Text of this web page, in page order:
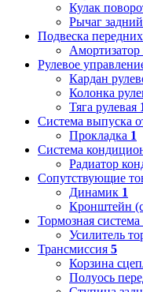
Кулак
Рычаг задний
Подвеска
Рулевое
Кардан
Колонка
Тяга рулевая
Система выпуска
Прокладка 1
Система
Радиатор
Сопутствующие
Динамик 1
Кронштейн
Тормозная система
Усилитель
Трансмиссия 5
Корзина
Полуось